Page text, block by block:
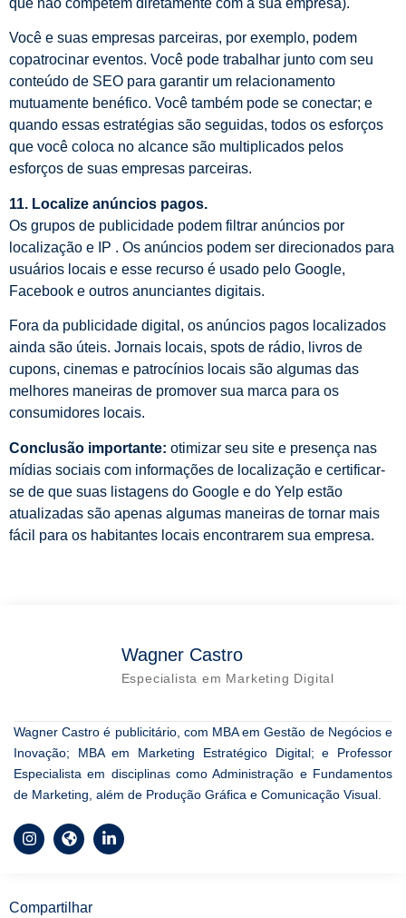
que não competem diretamente com a sua empresa).
Você e suas empresas parceiras, por exemplo, podem
copatrocinar eventos. Você pode trabalhar junto com seu
conteúdo de SEO para garantir um relacionamento
mutuamente benéfico. Você também pode se conectar; e
quando essas estratégias são seguidas, todos os esforços
que você coloca no alcance são multiplicados pelos
esforços de suas empresas parceiras.
11. Localize anúncios pagos.
Os grupos de publicidade podem filtrar anúncios por
localização e IP . Os anúncios podem ser direcionados para
usuários locais e esse recurso é usado pelo Google,
Facebook e outros anunciantes digitais.
Fora da publicidade digital, os anúncios pagos localizados
ainda são úteis. Jornais locais, spots de rádio, livros de
cupons, cinemas e patrocínios locais são algumas das
melhores maneiras de promover sua marca para os
consumidores locais.
Conclusão importante: otimizar seu site e presença nas
mídias sociais com informações de localização e certificar-
se de que suas listagens do Google e do Yelp estão
atualizadas são apenas algumas maneiras de tornar mais
fácil para os habitantes locais encontrarem sua empresa.
Wagner Castro
Especialista em Marketing Digital
Wagner Castro é publicitário, com MBA em Gestão de Negócios e
Inovação; MBA em Marketing Estratégico Digital; e Professor
Especialista em disciplinas como Administração e Fundamentos
de Marketing, além de Produção Gráfica e Comunicação Visual.
Compartilhar